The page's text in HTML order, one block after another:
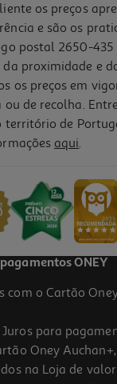
os preços
e são os
postal 2650-
proximidade e
os preços em
de recolha.
território de
aqui.
ONEY
com o Cartão
para
Oney
na Loja de